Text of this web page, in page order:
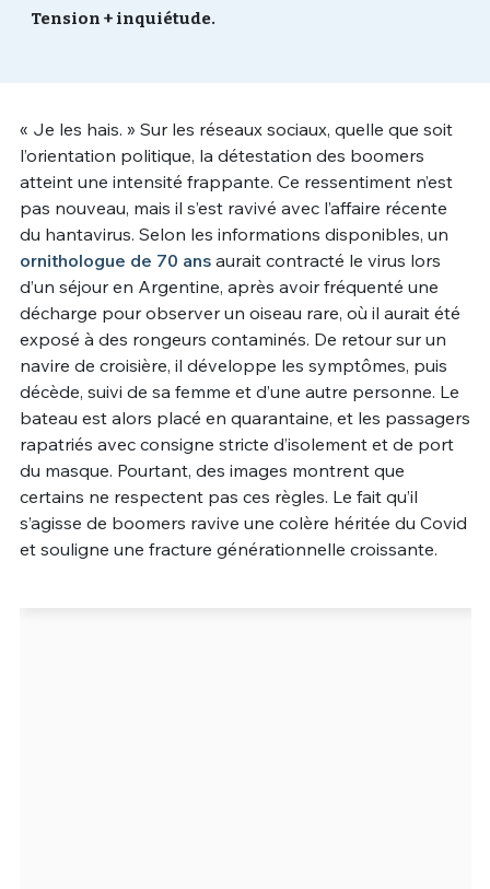
Tension + inquiétude.
« Je les hais. » Sur les réseaux sociaux, quelle que soit
l’orientation politique, la détestation des boomers
atteint une intensité frappante. Ce ressentiment n’est
pas nouveau, mais il s’est ravivé avec l’affaire récente
du hantavirus. Selon les informations disponibles, un
ornithologue de 70 ansaurait contracté le virus lors
d’un séjour en Argentine, après avoir fréquenté une
décharge pour observer un oiseau rare, où il aurait été
exposé à des rongeurs contaminés. De retour sur un
navire de croisière, il développe les symptômes, puis
décède, suivi de sa femme et d’une autre personne. Le
bateau est alors placé en quarantaine, et les passagers
rapatriés avec consigne stricte d’isolement et de port
du masque. Pourtant, des images montrent que
certains ne respectent pas ces règles. Le fait qu’il
s’agisse de boomers ravive une colère héritée du Covid
et souligne une fracture générationnelle croissante.
Un Thread
C'EST PARTI